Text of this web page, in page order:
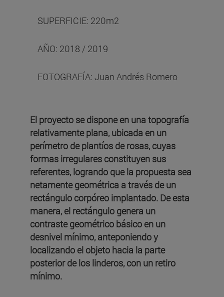
SUPERFICIE: 220m2
AÑO: 2018 / 2019
FOTOGRAFÍA: Juan Andrés Romero
El proyecto se dispone en una topografía
relativamente plana, ubicada en un
perímetro de plantíos de rosas, cuyas
formas irregulares constituyen sus
referentes, logrando que la propuesta sea
netamente geométrica a través de un
rectángulo corpóreo implantado. De esta
manera, el rectángulo genera un
contraste geométrico básico en un
desnivel mínimo, anteponiendo y
localizando el objeto hacia la parte
posterior de los linderos, con un retiro
mínimo.